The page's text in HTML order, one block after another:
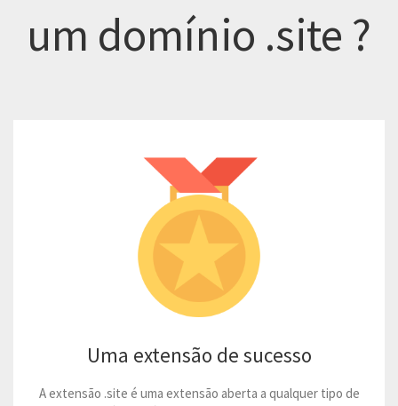
um domínio .site ?
Uma extensão de sucesso
A extensão .site é uma extensão aberta a qualquer tipo de